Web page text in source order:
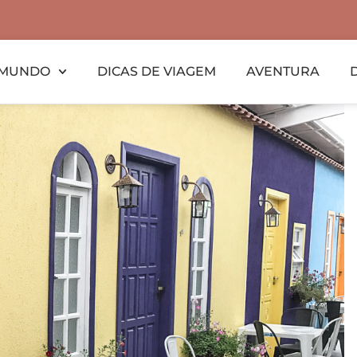
DICAS DE VIAGEM AVENTURA